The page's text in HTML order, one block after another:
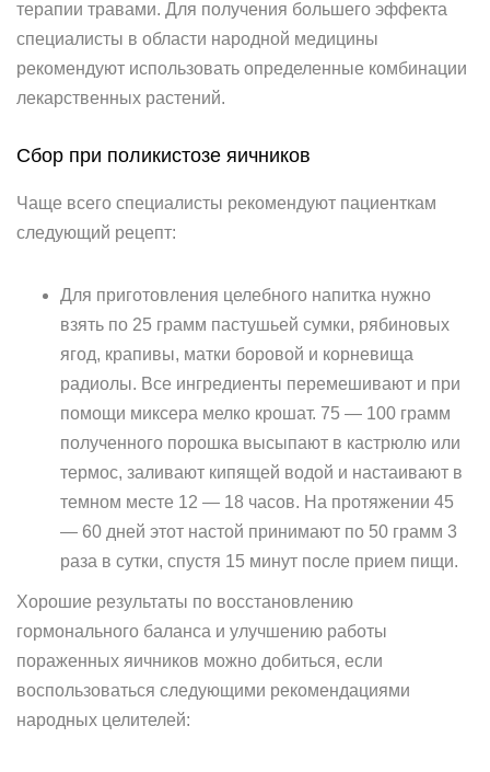
терапии травами. Для получения большего эффекта
специалисты в области народной медицины
рекомендуют использовать определенные комбинации
лекарственных растений.
Сбор при поликистозе яичников
Чаще всего специалисты рекомендуют пациенткам
следующий рецепт:
Для приготовления целебного напитка нужно
взять по 25 грамм пастушьей сумки, рябиновых
ягод, крапивы, матки боровой и корневища
радиолы. Все ингредиенты перемешивают и при
помощи миксера мелко крошат. 75 — 100 грамм
полученного порошка высыпают в кастрюлю или
термос, заливают кипящей водой и настаивают в
темном месте 12 — 18 часов. На протяжении 45
— 60 дней этот настой принимают по 50 грамм 3
раза в сутки, спустя 15 минут после прием пищи.
Хорошие результаты по восстановлению
гормонального баланса и улучшению работы
пораженных яичников можно добиться, если
воспользоваться следующими рекомендациями
народных целителей: